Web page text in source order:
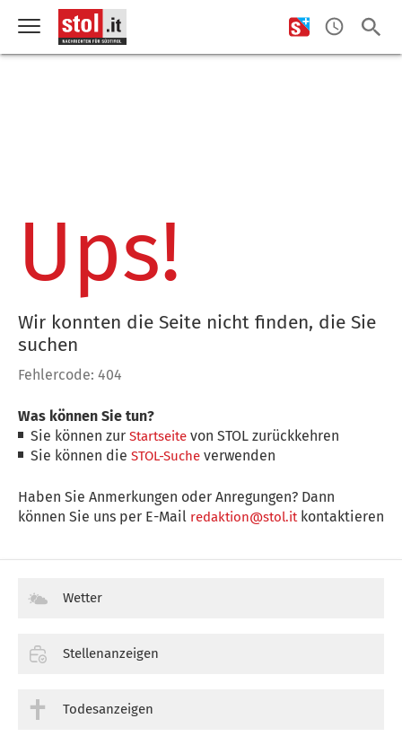
Ups!
Wir konnten die Seite nicht finden, die Sie
suchen
Fehlercode: 404
Was können Sie tun?
Sie können zurStartseite von STOL zurückkehren
Sie können dieSTOL-Suche verwenden
Haben Sie Anmerkungen oder Anregungen? Dann
können Sie uns per E-Mail redaktion@stol.itkontaktieren
Wetter
Stellenanzeigen
Todesanzeigen